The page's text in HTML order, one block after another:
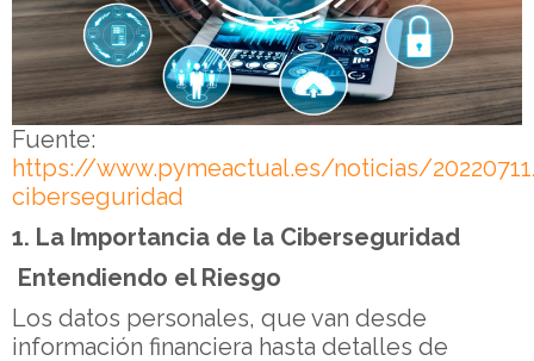
Fuente:
https://www.pymeactual.es/noticias/
ciberseguridad
1. La Importancia de la Ciberseguridad
Entendiendo el Riesgo
Los datos personales, que van desde
información financiera hasta detalles de